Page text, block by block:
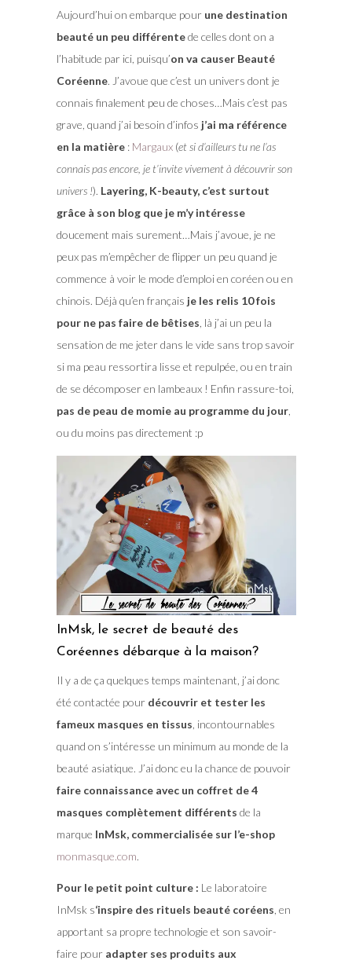
Aujourd’hui on embarque pour une destination
beauté un peu différentede celles dont on a
l’habitude par ici, puisqu’on va causer Beauté
Coréenne. J’avoue que c’est un univers dont je
connais finalement peu de choses…Mais c’est pas
grave, quand j’ai besoin d’infos j’ai ma référence
en la matière: Margaux(et si d’ailleurs tu ne l’as
connais pas encore, je t’invite vivement à découvrir son
univers !). Layering, K-beauty, c’est surtout
grâce à son blog que je m’y intéresse
doucement mais surement…Mais j’avoue, je ne
peux pas m’empêcher de flipper un peu quand je
commence à voir le mode d’emploi en coréen ou en
chinois. Déjà qu’en français je les relis 10 fois
pour ne pas faire de bêtises , là j’ai un peu la
sensation de me jeter dans le vide sans trop savoir
si ma peau ressortira lisse et repulpée, ou en train
de se décomposer en lambeaux ! Enfin rassure-toi,
pas de peau de momie au programme du jour,
ou du moins pas directement :p
InMsk, le secret de beauté des
Coréennes débarque à la maison?
Il y a de ça quelques temps maintenant, j’ai donc
été contactée pour découvrir et tester les
fameux masques en tissus , incontournables
quand on s’intéresse un minimum au monde de la
beauté asiatique. J’ai donc eu la chance de pouvoir
faire connaissance avec un coffret de 4
masques complètement différents de la
marque InMsk, commercialisée sur l’e-shop
monmasque.com.
Pour le petit point culture : Le laboratoire
InMsk s‘inspire des rituels beauté coréens , en
apportant sa propre technologie et son savoir-
faire pour adapter ses produits aux